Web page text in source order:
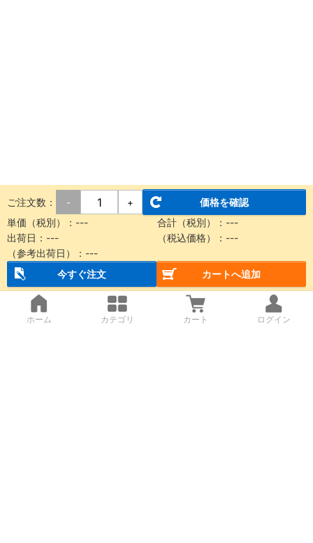
ご注文数： - +
価格を確認
単価（税別）： --- 合計（税別）： ---
出荷日： --- （税込価格）： ---
（参考出荷日）： ---
今すぐ注文
カートへ追加
ホーム カテゴリ カート ログイン